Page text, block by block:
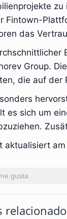
Fintown-
das
Group.
die auf der
es sich um
aktualisiert
gusta